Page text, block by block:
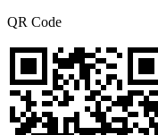
QR Code